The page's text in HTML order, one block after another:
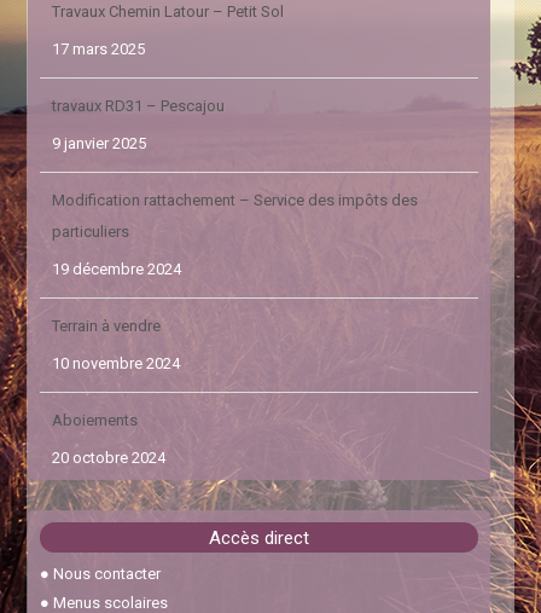
Travaux Chemin Latour – Petit Sol
17 mars 2025
travaux RD31 – Pescajou
9 janvier 2025
Modification rattachement – Service des impôts des
particuliers
19 décembre 2024
Terrain à vendre
10 novembre 2024
Aboiements
20 octobre 2024
Abaissement de l’âge requis à 17 ans pour le permis de
30 janvier 2024
Accès direct
● Nous contacter
● Menus scolaires